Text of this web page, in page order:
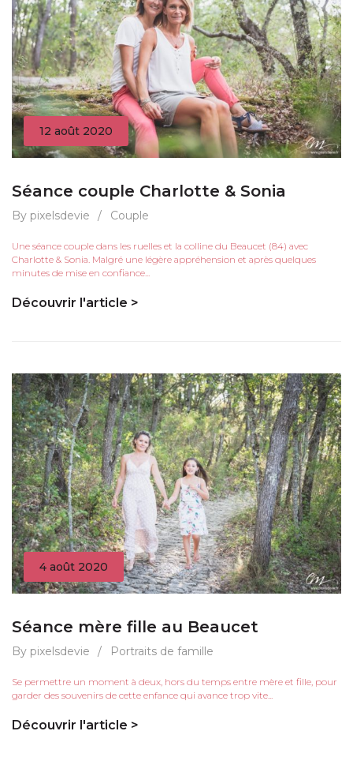
12 août 2020
Séance couple Charlotte & Sonia
By pixelsdevie / Couple
Une séance couple dans les ruelles et la colline du Beaucet (84) avec
Charlotte & Sonia. Malgré une légère appréhension et après quelques
minutes de mise en confiance...
Découvrir l'article >
4 août 2020
Séance mère fille au Beaucet
By pixelsdevie / Portraits de famille
Se permettre un moment à deux, hors du temps entre mère et fille, pour
garder des souvenirs de cette enfance qui avance trop vite...
Découvrir l'article >